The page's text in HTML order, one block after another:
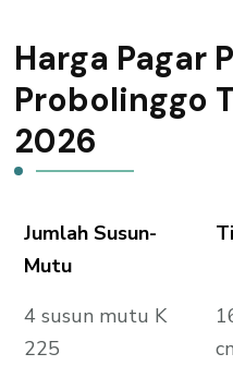
Harga Pagar
Probolinggo
2026
Jumlah Susun-
Mutu
4 susun mutu K
225